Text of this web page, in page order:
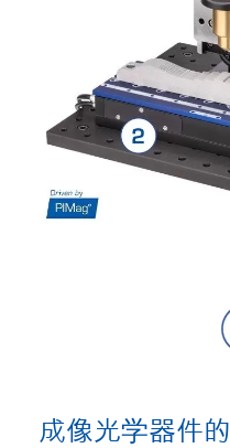
成像光学器件